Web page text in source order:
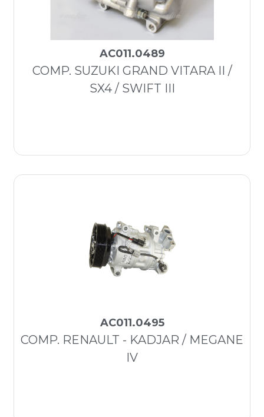
AC011.0489
COMP. SUZUKI GRAND VITARA II /
SX4 / SWIFT III
AC011.0495
COMP. RENAULT - KADJAR / MEGANE
IV